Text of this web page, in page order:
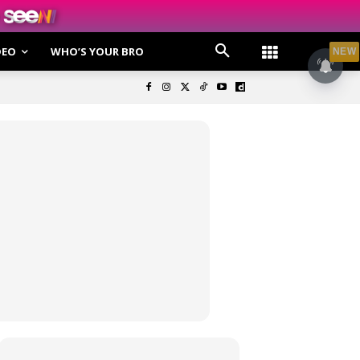
Privasi
WHO’S YOUR BRO NEW